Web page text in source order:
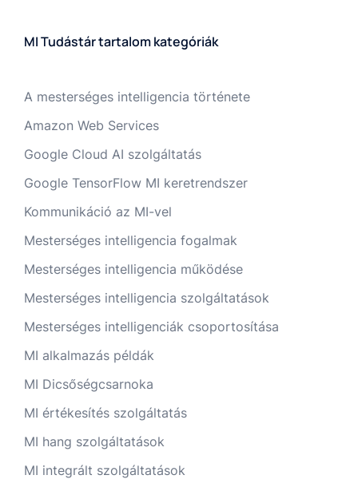
MI Tudástár tartalom kategóriák
A mesterséges intelligencia története
Amazon Web Services
Google Cloud AI szolgáltatás
Google TensorFlow MI keretrendszer
Kommunikáció az MI-vel
Mesterséges intelligencia fogalmak
Mesterséges intelligencia működése
Mesterséges intelligencia szolgáltatások
Mesterséges intelligenciák csoportosítása
MI alkalmazás példák
MI Dicsőségcsarnoka
MI értékesítés szolgáltatás
MI hang szolgáltatások
MI integrált szolgáltatások